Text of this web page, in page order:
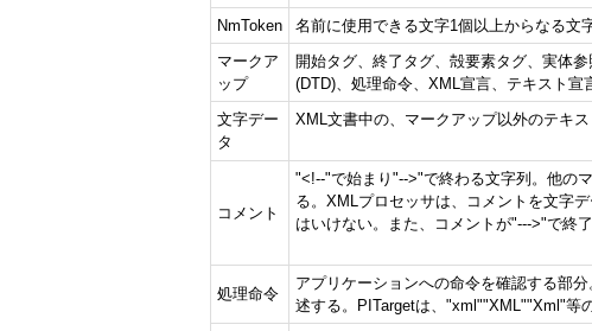
NmToken
名前に使用できる文字1個以上からなる文
マークア
ップ
開始タグ、終了タグ、殻要素タグ、実体
(DTD)、処理命令、XML宣言、テキスト
文字デー
タ
XML文書中の、マークアップ以外のテキス
コメント
"<!--"で始まり"-->"で終わる文字列。他の
る。XMLプロセッサは、コメントを文字
はいけない。また、コメントが"--->"で終
処理命令
アプリケーションへの命令を確認する部
述する。PITargetは、"xml""XML""Xml"等